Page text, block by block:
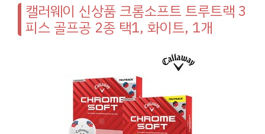
캘러웨이 신상품 크롬소프트 트루트랙 3
피스 골프공 2종 택1, 화이트, 1개